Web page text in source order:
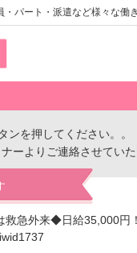
パート・派遣など様々な働
ンを押してください。。
ーよりご連絡させていた
救急外来◆日給35,000